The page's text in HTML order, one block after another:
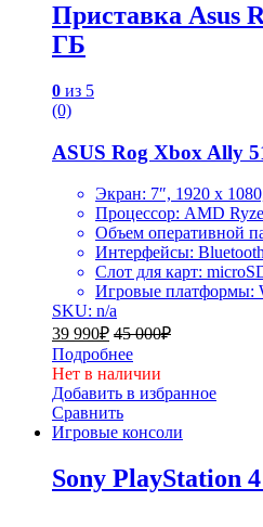
Приставка Asus
ГБ
0 из 5
(0)
ASUS Rog Xbox Ally
Экран: 7″, 1920 x
Процессор: AMD
Объем оперативной
Интерфейсы:
Слот для карт:
Игровые платформы:
SKU: n/a
39 990₽ 45 000₽
Подробнее
Нет в наличии
Добавить в избранное
Сравнить
Игровые консоли
Sony PlayStation